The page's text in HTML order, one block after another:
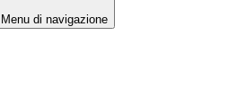
Menu di navigazione